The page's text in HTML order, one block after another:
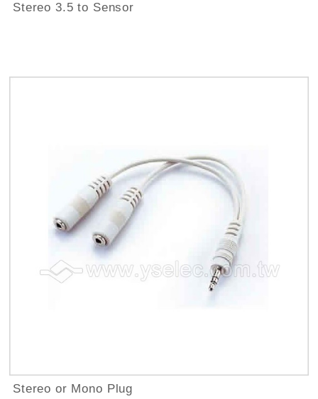
Stereo 3.5 to Sensor
Stereo or Mono Plug